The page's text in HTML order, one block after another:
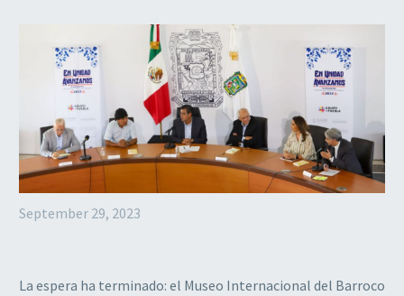
September 29, 2023
La espera ha terminado: el Museo Internacional del Barroco